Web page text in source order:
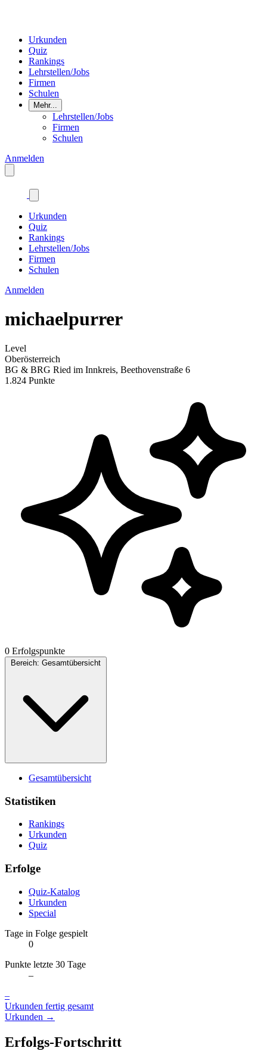
Urkunden
Quiz
Rankings
Lehrstellen/Jobs
Firmen
Schulen
Mehr...
Lehrstellen/Jobs
Firmen
Schulen
Anmelden
Urkunden
Quiz
Rankings
Lehrstellen/Jobs
Firmen
Schulen
Anmelden
michaelpurrer
Level
Oberösterreich
BG & BRG Ried im Innkreis, Beethovenstraße 6
1.824 Punkte
0 Erfolgspunkte
Bereich: Gesamtübersicht
Gesamtübersicht
Statistiken
Rankings
Urkunden
Quiz
Erfolge
Quiz-Katalog
Urkunden
Special
Tage in Folge gespielt
0
Punkte letzte 30 Tage
–
–
Urkunden fertig gesamt
Urkunden →
Erfolgs-Fortschritt